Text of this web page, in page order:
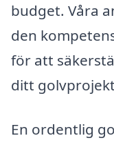
budget. Våra
den
för att
ditt
En ordentlig